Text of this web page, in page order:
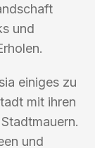
und
einiges zu
mit ihren
und